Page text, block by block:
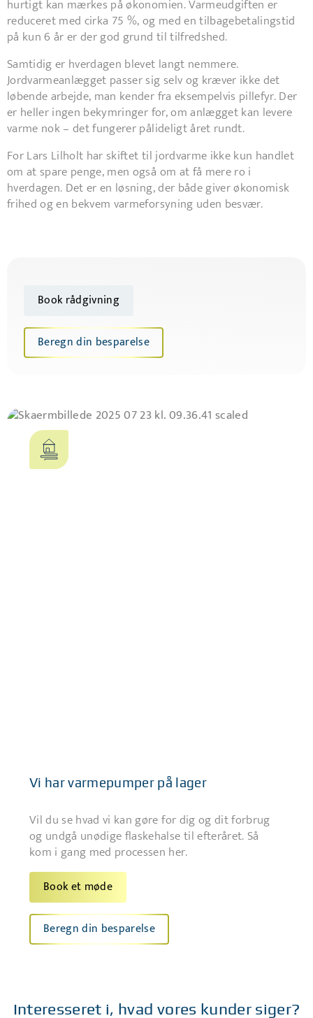
Book rådgivning
Beregn din besparelse
hurtigt kan mærkes på økonomien. Varmeudgiften er
reduceret med cirka 75 %, og med en tilbagebetalingstid
på kun 6 år er der god grund til tilfredshed.
Samtidig er hverdagen blevet langt nemmere.
Jordvarmeanlægget passer sig selv og kræver ikke det
løbende arbejde, man kender fra eksempelvis pillefyr. Der
er heller ingen bekymringer for, om anlægget kan levere
varme nok – det fungerer pålideligt året rundt.
For Lars Lilholt har skiftet til jordvarme ikke kun handlet
om at spare penge, men også om at få mere ro i
hverdagen. Det er en løsning, der både giver økonomisk
frihed og en bekvem varmeforsyning uden besvær.
Vi har varmepumper på lager
Vil du se hvad vi kan gøre for dig og dit forbrug
og undgå unødige flaskehalse til efteråret. Så
kom i gang med processen her.
Book et møde
Beregn din besparelse
Interesseret i, hvad vores kunder siger?